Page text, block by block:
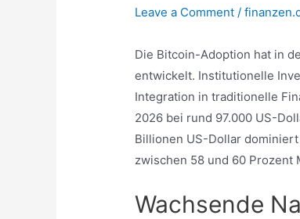
Leave a Comment /
Die Bitcoin-Adoption hat in
entwickelt. Institutionelle
Integration in traditionelle
2026 bei rund 97.000 US-
Billionen US-Dollar
zwischen 58 und 60 Prozent
Wachsende